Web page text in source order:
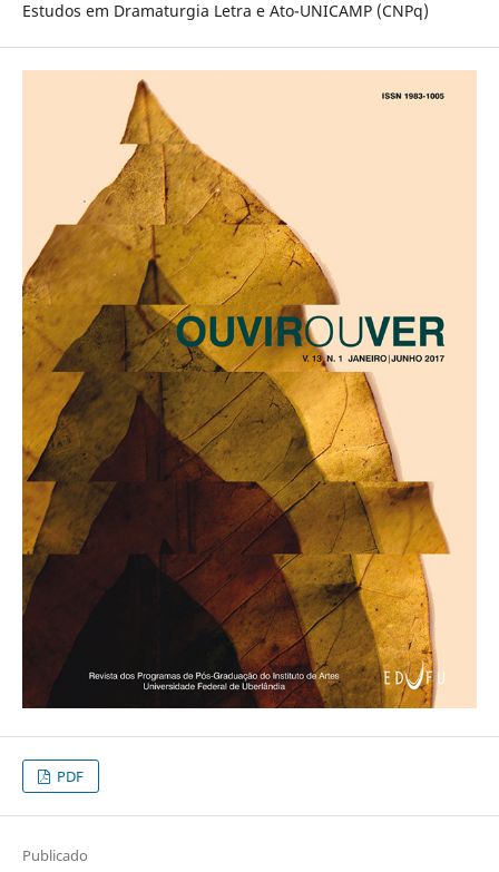
Estudos em Dramaturgia Letra e Ato-UNICAMP (CNPq)
PDF
Publicado